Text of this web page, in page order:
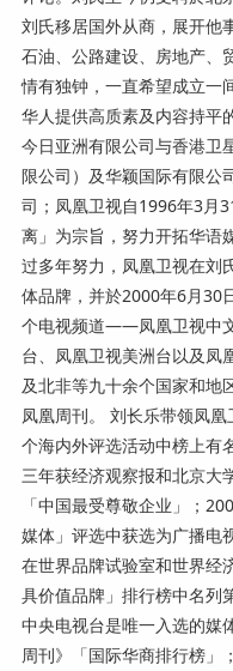
刘氏移居国外从商，展开他
石油、公路建设、房地产、
情有独钟，一直希望成立一
华人提供高质素及内容持平
今日亚洲有限公司与香港卫
限公司）及华颖国际有限公
司；凤凰卫视自1996年3月
离」为宗旨，努力开拓华语
过多年努力，凤凰卫视在刘
体品牌，并於2000年6月30
个电视频道——凤凰卫视中
台、凤凰卫视美洲台以及凤
及北非等九十余个国家和地
凤凰周刊。 刘长乐带领凤
个海内外评选活动中榜上有
三年获经济观察报和北京大
「中国最受尊敬企业」；
媒体」评选中获选为广播电
在世界品牌试验室和世界经
具价值品牌」排行榜中名列
中央电视台是唯一入选的媒
周刊》「国际华商排行榜」